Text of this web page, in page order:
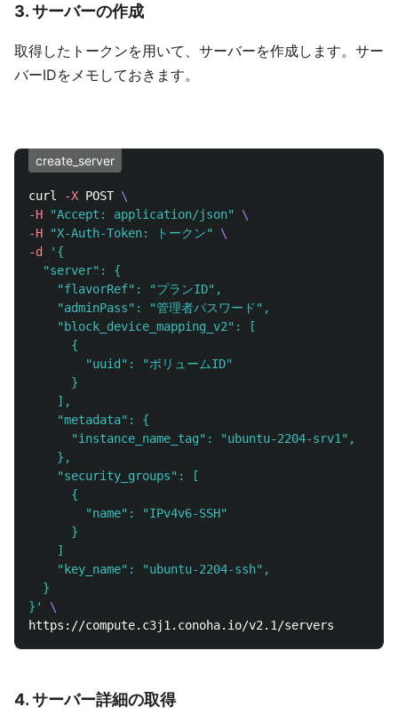
3. サーバーの作成
取得したトークンを用いて、サーバーを作成します。サー
バーIDをメモしておきます。
create_server
curl -X POST \
-H
"Accept: application/json"
\
-H
"X-Auth-Token: トークン"
\
-d
'{
  "server": {
    "flavorRef": "プランID",
    "adminPass": "管理者パスワード",
    "block_device_mapping_v2": [
      {
        "uuid": "ボリュームID"
      }
    ],
    "metadata": {
      "instance_name_tag": "ubuntu-2204-srv1",
    },
    "security_groups": [
      {
        "name": "IPv4v6-SSH"
      }
    ]
    "key_name": "ubuntu-2204-ssh",
  }
}'
\
4. サーバー詳細の取得